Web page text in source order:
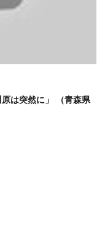
原は突然に」 （青森県